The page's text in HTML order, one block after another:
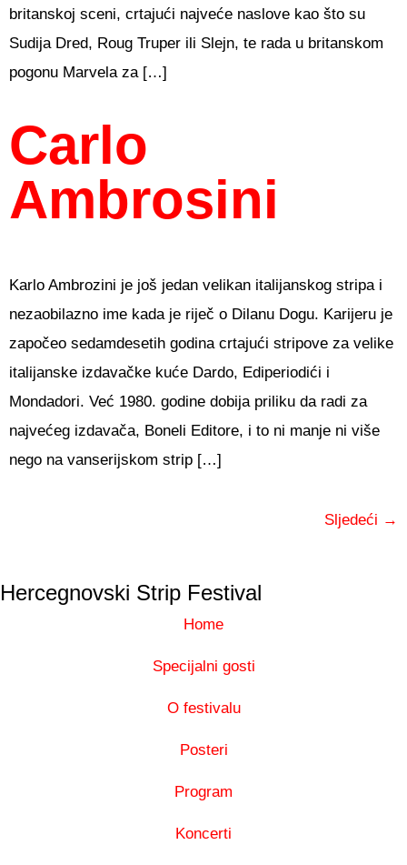
britanskoj sceni, crtajući najveće naslove kao što su
Sudija Dred, Roug Truper ili Slejn, te rada u britanskom
pogonu Marvela za […]
Carlo
Ambrosini
Karlo Ambrozini je još jedan velikan italijanskog stripa i
nezaobilazno ime kada je riječ o Dilanu Dogu. Karijeru je
započeo sedamdesetih godina crtajući stripove za velike
italijanske izdavačke kuće Dardo, Ediperiodići i
Mondadori. Već 1980. godine dobija priliku da radi za
najvećeg izdavača, Boneli Editore, i to ni manje ni više
nego na vanserijskom strip […]
Sljedeći →
Hercegnovski Strip Festival
Home
Specijalni gosti
O festivalu
Posteri
Program
Koncerti